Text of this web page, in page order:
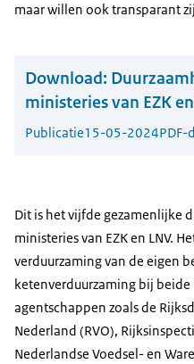
maar willen ook transparant
Download:
ministeries van EZK
Publicatie15-05-2024
Dit is het vijfde gezamenlijke
ministeries van EZK en LNV.
verduurzaming van de eigen
ketenverduurzaming bij
agentschappen zoals de
Nederland (RVO),
Nederlandse Voedsel- en